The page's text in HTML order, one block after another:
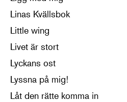
Linas Kvällsbok
Little wing
Livet är stort
Lyckans ost
Lyssna på mig!
Låt den rätte komma in